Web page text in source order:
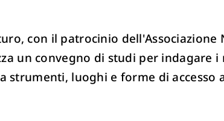
con il patrocinio
un convegno di studi per indagare
strumenti, luoghi e forme di accesso